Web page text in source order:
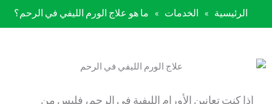
الرئيسية » الخدمات » ما هو علاج الورم الليفي في الرحم؟
إذا كنتِ تعانين الأورام الليفية في الرحم، فليس من